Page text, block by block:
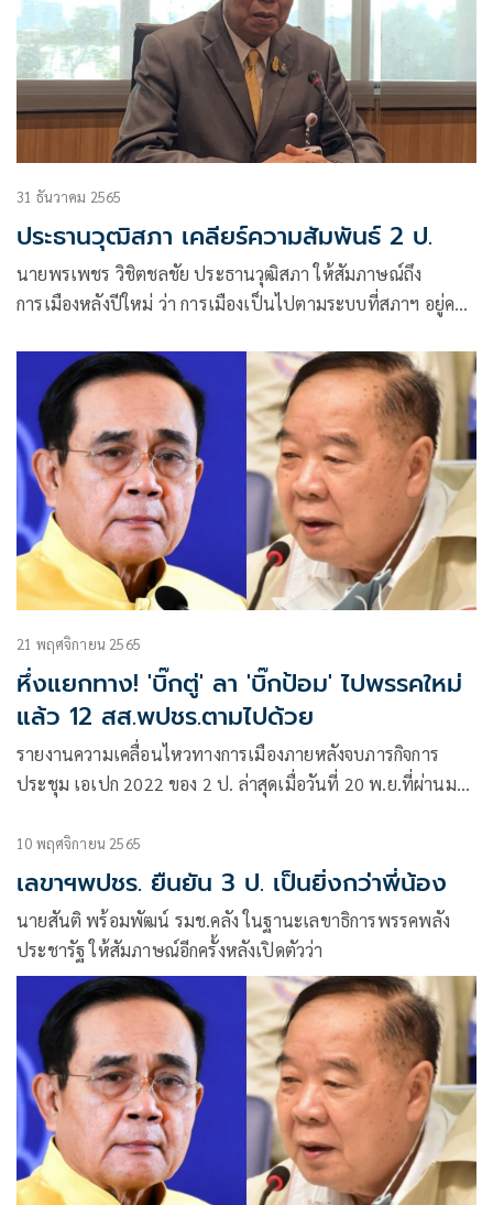
31 ธันวาคม 2565
ประธานวุฒิสภา เคลียร์ความสัมพันธ์ 2 ป.
นายพรเพชร วิชิตชลชัย ประธานวุฒิสภา ให้สัมภาษณ์ถึง
การเมืองหลังปีใหม่ ว่า การเมืองเป็นไปตามระบบที่สภาฯ อยู่ครบ
ระบบรัฐสภาและหลัก
21 พฤศจิกายน 2565
หึ่งแยกทาง! 'บิ๊กตู่' ลา 'บิ๊กป้อม' ไปพรรคใหม่
แล้ว 12 สส.พปชร.ตามไปด้วย
รายงานความเคลื่อนไหวทางการเมืองภายหลังจบภารกิจการ
ประชุม เอเปก 2022 ของ 2 ป. ล่าสุดเมื่อวันที่ 20 พ.ย.ที่ผ่านมา
และรมว.กลาโหม
10 พฤศจิกายน 2565
เลขาฯพปชร. ยืนยัน 3 ป. เป็นยิ่งกว่าพี่น้อง
นายสันติ พร้อมพัฒน์ รมช.คลัง ในฐานะเลขาธิการพรรคพลัง
ประชารัฐ ให้สัมภาษณ์อีกครั้งหลังเปิดตัวว่า